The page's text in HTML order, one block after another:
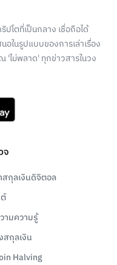
ปโตที่เป็นกลาง เชื่อถือได้
อในรูปแบบของการเล่าเรื่อง
'ไม่พลาด' ทุกข่าวสารในวง
จ
สกุลเงินดิจิตอล
ามความรู้
สกุลเงิน
Halving